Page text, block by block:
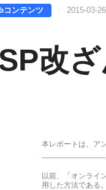
コンテンツ 2015-03-26
改
本レポートは、ア
以前、「オンライ
用した方法である。